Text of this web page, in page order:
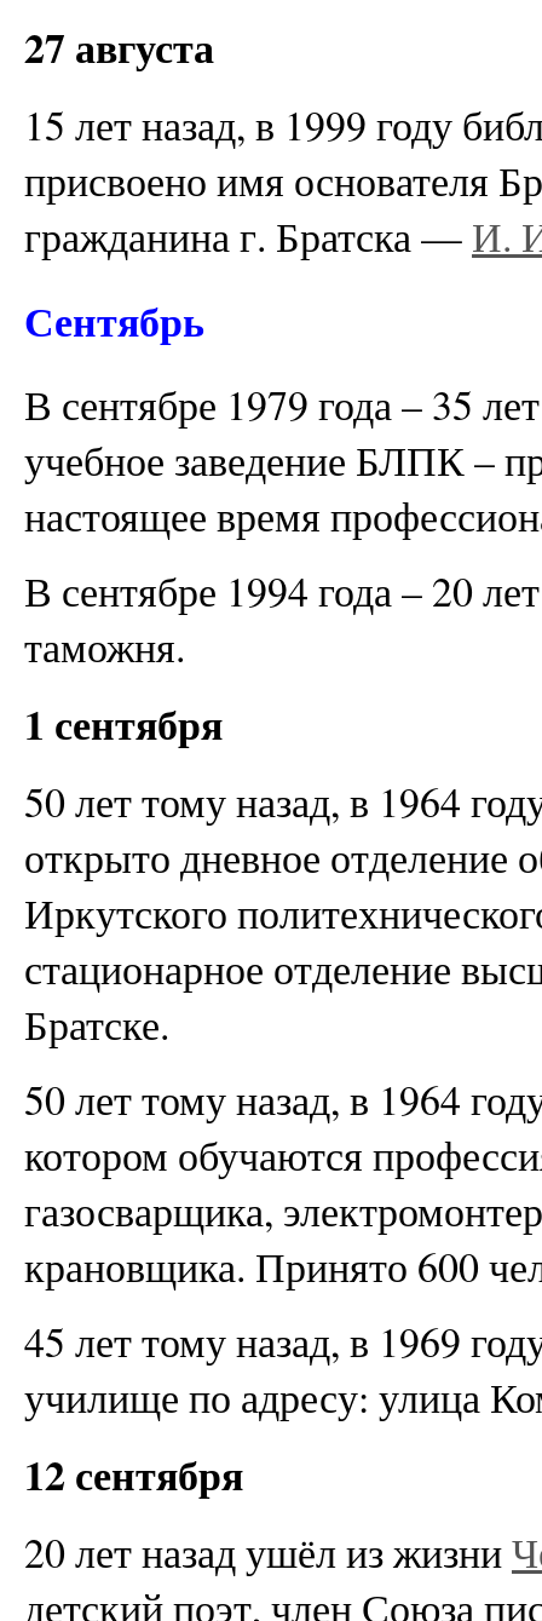
27 августа
15 лет назад, в 1999 году
присвоено имя основателя
гражданина г. Братска —И.
Сентябрь
В сентябре 1979 года – 35
учебное заведение БЛПК –
настоящее время
В сентябре 1994 года – 20
таможня.
1 сентября
50 лет тому назад, в 1964
открыто дневное отделение
Иркутского
стационарное отделение
Братске.
50 лет тому назад, в 1964
котором обучаются
газосварщика,
крановщика. Принято 600
45 лет тому назад, в 1969
училище по адресу: улица
12 сентября
20 лет назад ушёл из жизни
детский поэт, член Союза